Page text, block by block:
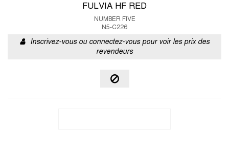
FULVIA HF RED
NUMBER FIVE
N5-C226
Inscrivez-vous ou connectez-vous pour voir les prix des
revendeurs